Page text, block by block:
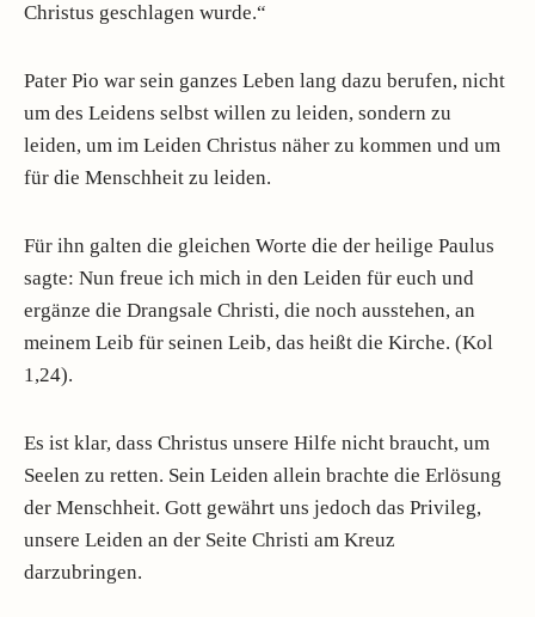
Christus geschlagen wurde.“
Pater Pio war sein ganzes Leben lang dazu berufen, nicht
um des Leidens selbst willen zu leiden, sondern zu
leiden, um im Leiden Christus näher zu kommen und um
für die Menschheit zu leiden.
Für ihn galten die gleichen Worte die der heilige Paulus
sagte: Nun freue ich mich in den Leiden für euch und
ergänze die Drangsale Christi, die noch ausstehen, an
meinem Leib für seinen Leib, das heißt die Kirche. (Kol
1,24).
Es ist klar, dass Christus unsere Hilfe nicht braucht, um
Seelen zu retten. Sein Leiden allein brachte die Erlösung
der Menschheit. Gott gewährt uns jedoch das Privileg,
unsere Leiden an der Seite Christi am Kreuz
darzubringen.